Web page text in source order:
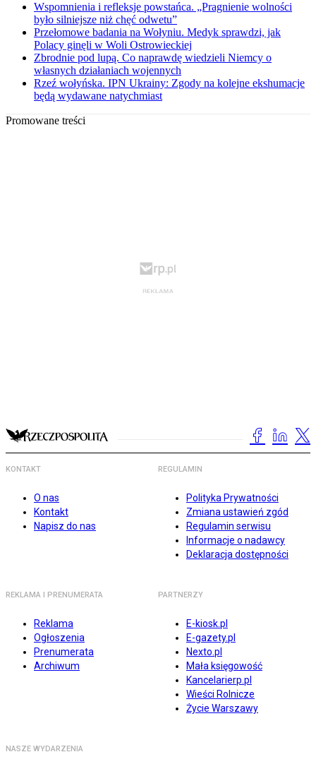
Wspomnienia i refleksje powstańca. „Pragnienie wolności
było silniejsze niż chęć odwetu”
Przełomowe badania na Wołyniu. Medyk sprawdzi, jak
Polacy ginęli w Woli Ostrowieckiej
Zbrodnie pod lupą. Co naprawdę wiedzieli Niemcy o
własnych działaniach wojennych
Rzeź wołyńska. IPN Ukrainy: Zgody na kolejne ekshumacje
będą wydawane natychmiast
Promowane treści
KONTAKT
O nas
Kontakt
Napisz do nas
REGULAMIN
Polityka Prywatności
Zmiana ustawień zgód
Regulamin serwisu
Informacje o nadawcy
Deklaracja dostępności
REKLAMA I PRENUMERATA
Reklama
Ogłoszenia
Prenumerata
Archiwum
PARTNERZY
E-kiosk.pl
E-gazety.pl
Nexto.pl
Mała księgowość
Kancelarierp.pl
Wieści Rolnicze
Życie Warszawy
NASZE WYDARZENIA